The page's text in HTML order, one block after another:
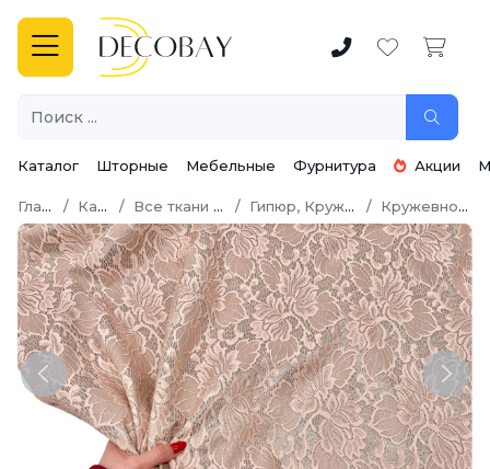
Каталог Шторные Мебельные Фурнитура Акции
Главная Каталог Все ткани для шитья Гипюр, Кружево, Шитье Кружевное полотно
Previous Next